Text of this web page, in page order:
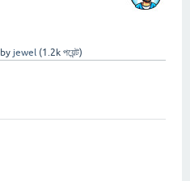
by jewel (1.2k পয়েন্ট)